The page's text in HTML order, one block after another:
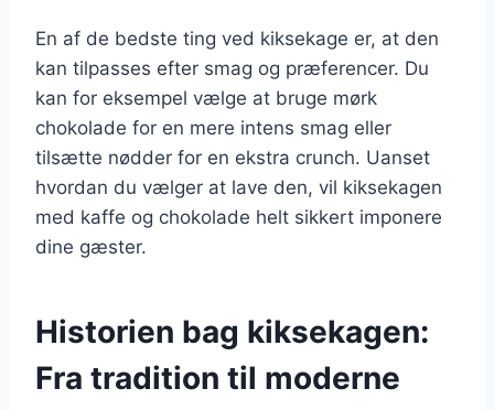
En af de bedste ting ved kiksekage er, at den
kan tilpasses efter smag og præferencer. Du
kan for eksempel vælge at bruge mørk
chokolade for en mere intens smag eller
tilsætte nødder for en ekstra crunch. Uanset
hvordan du vælger at lave den, vil kiksekagen
med kaffe og chokolade helt sikkert imponere
dine gæster.
Historien bag kiksekagen:
Fra tradition til moderne